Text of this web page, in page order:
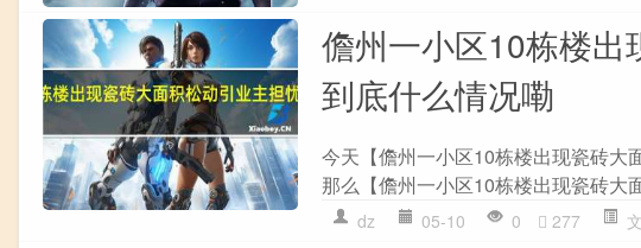
儋州一小区10栋楼出
到底什么情况嘞
今天【儋州一小区10栋楼出现瓷砖大
那么【儋州一小区10栋楼出现瓷砖大
dz 05-10 0 277